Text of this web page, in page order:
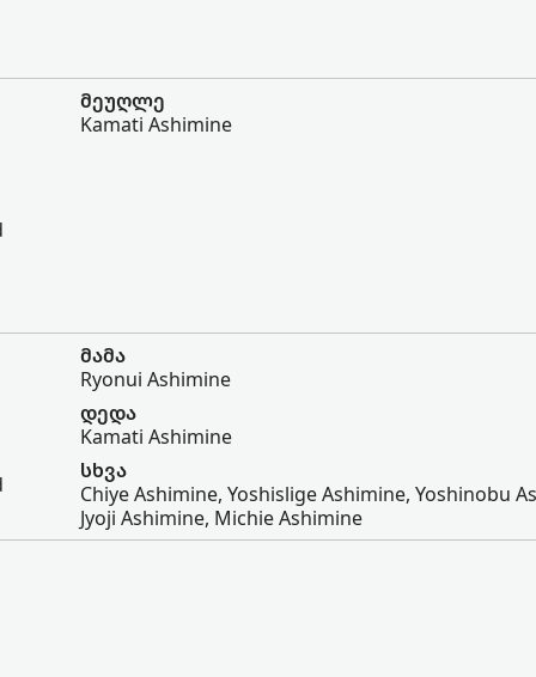
მეუღლე
Kamati Ashimine
მამა
Ryonui Ashimine
დედა
Kamati Ashimine
სხვა
Chiye Ashimine, Yoshislige Ashimine, Yoshinobu
Jyoji Ashimine, Michie Ashimine